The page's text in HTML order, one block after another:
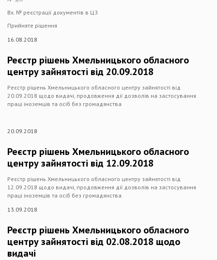
Вх. № реєстрації документів в ЦЗ
Прийняте рішення
16.08.2018
Реєстр рішень Хмельницького обласного
центру зайнятості від 20.09.2018
Реєстр рішень Хмельницького обласного центру зайнятості від
20.09.2018 щодо видачі, продовження дії дозволів на застосування
праці іноземців та осіб без громадянства
20.09.2018
Реєстр рішень Хмельницького обласного
центру зайнятості від 12.09.2018
Реєстр рішень Хмельницького обласного центру зайнятості від
12.09.2018 щодо видачі, продовження дії дозволів на застосування
праці іноземців та осіб без громадянства
13.09.2018
Реєстр рішень Хмельницького обласного
центру зайнятості від 02.08.2018 щодо
видачі